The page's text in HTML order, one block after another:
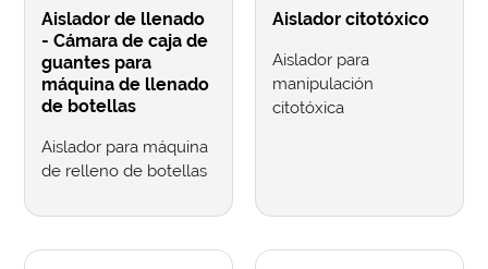
Aislador de llenado
- Cámara de caja de
guantes para
máquina de llenado
de botellas
Aislador para máquina
de relleno de botellas
Aislador citotóxico
Aislador para
manipulación
citotóxica